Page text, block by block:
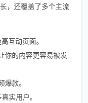
，还覆盖了多个主流
互动页面。
你的内容更容易被发
款。
实用户。